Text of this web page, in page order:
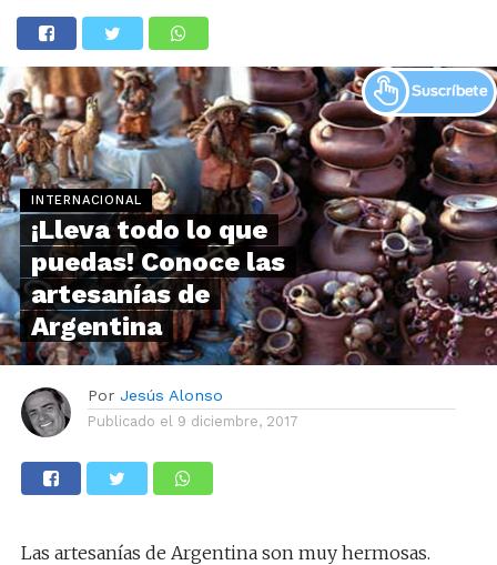
INTERNACIONAL
¡Lleva todo lo que
puedas! Conoce las
artesanías de
Argentina
Por Jesús Alonso
Publicado el 9 diciembre, 2017
Las artesanías de Argentina son muy hermosas.